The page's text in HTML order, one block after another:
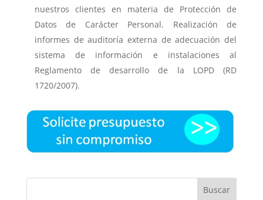
nuestros clientes en materia de Protección de
Datos de Carácter Personal. Realización de
informes de auditoría externa de adecuación del
sistema de información e instalaciones al
Reglamento de desarrollo de la LOPD (RD
1720/2007).